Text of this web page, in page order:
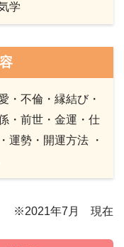
学
・不倫・縁結び・
・前世・金運・仕
運勢・開運方法 ・
※2021年7月 現在